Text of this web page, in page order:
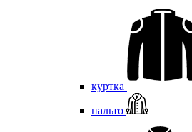
куртка
пальто